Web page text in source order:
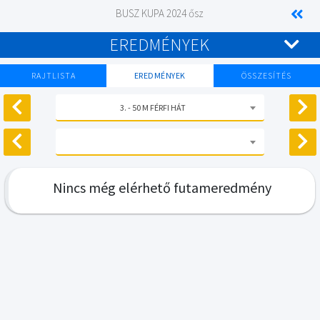
BUSZ KUPA 2024 ősz
EREDMÉNYEK
RAJTLISTA EREDMÉNYEK ÖSSZESÍTÉS
3. - 50 M FÉRFI HÁT
Nincs még elérhető futameredmény